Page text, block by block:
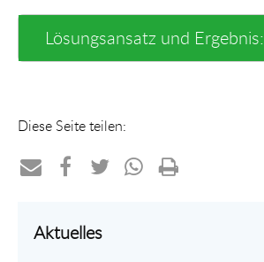
Lösungsansatz und Ergebnis:
Diese Seite teilen:
perauf
Aktuelles